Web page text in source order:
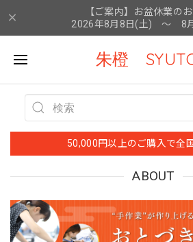
【ご案内】お盆休業の
2026年8月8日(土) ～ 8
朱橙
50,000円以上のご購入で全
ABOUT